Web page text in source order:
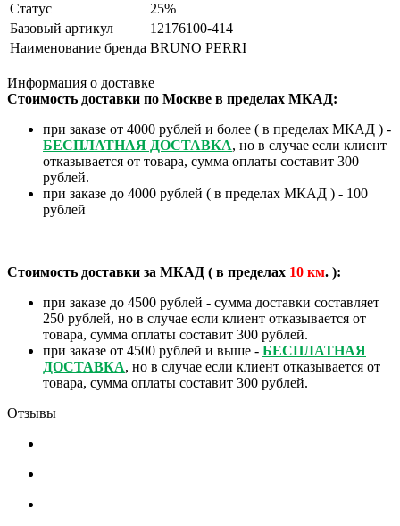
Статус
25%
Базовый артикул
12176100-414
Наименование бренда BRUNO PERRI
Информация о доставке
Стоимость доставки по Москве в пределах МКАД:
при заказе от 4000 рублей и более ( в пределах МКАД ) -
БЕСПЛАТНАЯ ДОСТАВКА, но в случае если клиент
отказывается от товара, сумма оплаты составит 300
рублей.
при заказе до 4000 рублей ( в пределах МКАД ) - 100
рублей
Стоимость доставки за МКАД ( в пределах 10 км. ):
при заказе до 4500 рублей - сумма доставки составляет
250 рублей, но в случае если клиент отказывается от
товара, сумма оплаты составит 300 рублей.
при заказе от 4500 рублей и выше - БЕСПЛАТНАЯ
ДОСТАВКА, но в случае если клиент отказывается от
товара, сумма оплаты составит 300 рублей.
Отзывы